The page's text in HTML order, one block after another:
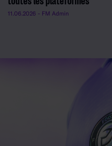
11.06.2026 - FM Admin